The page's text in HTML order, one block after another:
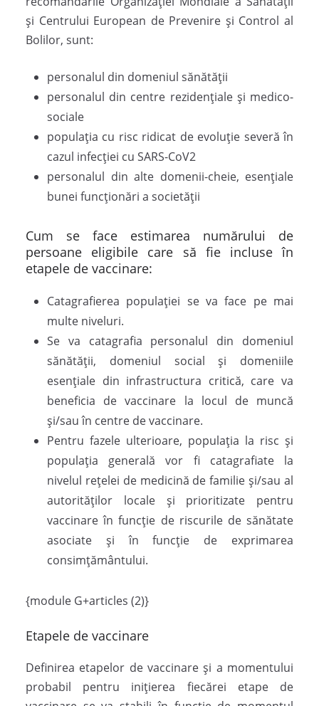
și Centrului European de Prevenire și Control al
Bolilor, sunt:
personalul din domeniul sănătății
personalul din centre rezidențiale și medico-
sociale
populația cu risc ridicat de evoluție severă în
cazul infecției cu SARS-CoV2
personalul din alte domenii-cheie, esențiale
bunei funcționări a societății
Cum se face estimarea numărului de
persoane eligibile care să fie incluse în
etapele de vaccinare:
Catagrafierea populației se va face pe mai
multe niveluri.
Se va catagrafia personalul din domeniul
sănătății, domeniul social și domeniile
esențiale din infrastructura critică, care va
beneficia de vaccinare la locul de muncă
și/sau în centre de vaccinare.
Pentru fazele ulterioare, populația la risc și
populația generală vor fi catagrafiate la
nivelul rețelei de medicină de familie și/sau al
autorităților locale și prioritizate pentru
vaccinare în funcție de riscurile de sănătate
asociate și în funcție de exprimarea
consimțământului.
{module G+articles (2)}
Etapele de vaccinare
Definirea etapelor de vaccinare și a momentului
probabil pentru inițierea fiecărei etape de